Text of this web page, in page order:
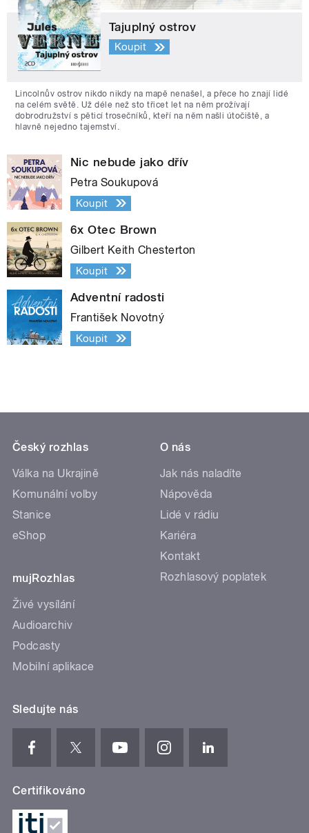
Tajuplný ostrov
Koupit
Lincolnův ostrov nikdo nikdy na mapě nenašel, a přece ho znají lidé
na celém světě. Už déle než sto třicet let na něm prožívají
dobrodružství s pěticí trosečníků, kteří na něm našli útočiště, a
hlavně nejedno tajemství.
Nic nebude jako dřív
Petra Soukupová
Koupit
6x Otec Brown
Gilbert Keith Chesterton
Koupit
Adventní radosti
František Novotný
Koupit
Český rozhlas
Válka na Ukrajině
Komunální volby
Stanice
eShop
mujRozhlas
Živé vysílání
Audioarchiv
Podcasty
Mobilní aplikace
O nás
Jak nás naladíte
Nápověda
Lidé v rádiu
Kariéra
Kontakt
Rozhlasový poplatek
Sledujte nás
Certifikováno